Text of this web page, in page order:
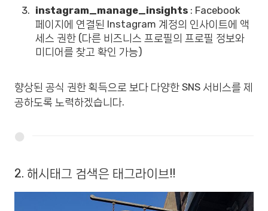
instagram_manage_insights: Facebook
페이지에 연결된 Instagram 계정의 인사이트에 액
세스 권한 (다른 비즈니스 프로필의 프로필 정보와
미디어를 찾고 확인 가능)
향상된 공식 권한 획득으로 보다 다양한 SNS 서비스를 제
공하도록 노력하겠습니다.
2. 해시태그 검색은 태그라이브!!